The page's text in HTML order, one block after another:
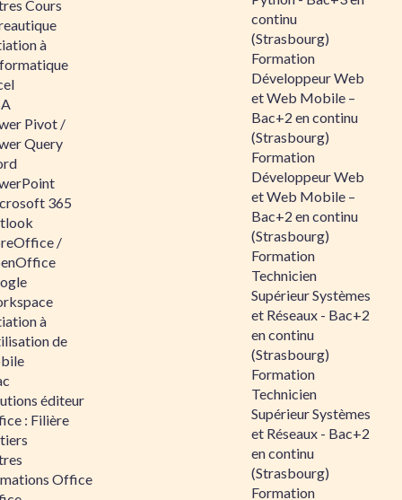
Cours
à
Pivot /
Query
365
/
à
de
éditeur
: Filière
Office
continu
(Strasbourg)
Formation
Développeur Web
et Web Mobile –
Bac+2 en continu
(Strasbourg)
Formation
Développeur Web
et Web Mobile –
Bac+2 en continu
(Strasbourg)
Formation
Technicien
Supérieur Systèmes
et Réseaux - Bac+2
en continu
(Strasbourg)
Formation
Technicien
Supérieur Systèmes
et Réseaux - Bac+2
en continu
(Strasbourg)
Formation